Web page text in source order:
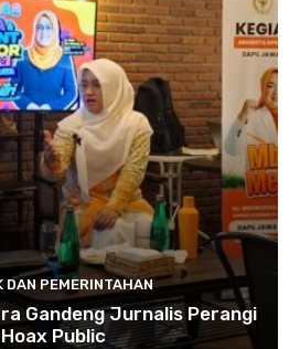
DAN PEMERINTAHAN
Gandeng Jurnalis Perangi
Hoax Public